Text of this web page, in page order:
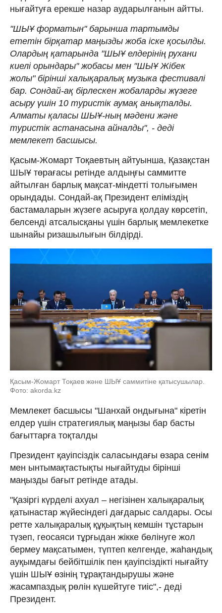
нығайтуға ерекше назар аударылғанын айтты.
"ШЫҰ форматын" барынша тартымды
ететін бірқатар маңызды жоба іске қосылды.
Олардың қатарында "ШЫҰ елдерінің рухани
киелі орындары" жобасы мен "ШЫҰ Жібек
жолы" бірінші халықаралық музыка фестивалі
бар. Сондай-ақ бірлескен жобаларды жүзеге
асыру үшін 10 туристік аумақ анықталды.
Алматы қаласы ШЫҰ-ның мәдени және
туристік астанасына айналды", - деді
мемлекет басшысы.
Қасым-Жомарт Тоқаевтың айтуынша, Қазақстан
ШЫҰ төрағасы ретінде алдыңғы саммитте
айтылған барлық мақсат-міндетті толығымен
орындады. Сондай-ақ Президент еліміздің
бастамаларын жүзеге асыруға қолдау көрсетіп,
белсенді атсалысқаны үшін барлық мемлекетке
шынайы ризашылығын білдірді.
Қасым-Жомарт Тоқаев және ШЫҰ саммитіне қатысушылар.
Фото: akorda.kz
Мемлекет басшысы "Шанхай ондығына" кіретін
елдер үшін стратегиялық маңызы бар басты
бағыттарға тоқталды
Президент қауіпсіздік саласындағы өзара сенім
мен ынтымақтастықты нығайтуды бірінші
маңызды бағыт ретінде атады.
"Қазіргі күрделі ахуал – негізінен халықаралық
қатынастар жүйесіндегі дағдарыс салдары. Осы
ретте халықаралық құқықтың кемшін тұстарын
түзеп, геосаяси тұрғыдан жікке бөлінуге жол
бермеу мақсатымен, түптеп келгенде, жаһандық
ауқымдағы бейбітшілік пен қауіпсіздікті нығайту
үшін ШЫҰ өзінің тұрақтандырушы және
жасампаздық рөлін күшейтуге тиіс",- деді
Президент.